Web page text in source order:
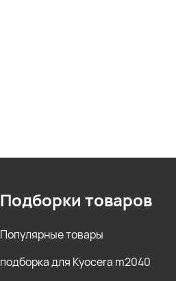
Подборки товаров
Популярные товары
подборка для Kyocera m2040